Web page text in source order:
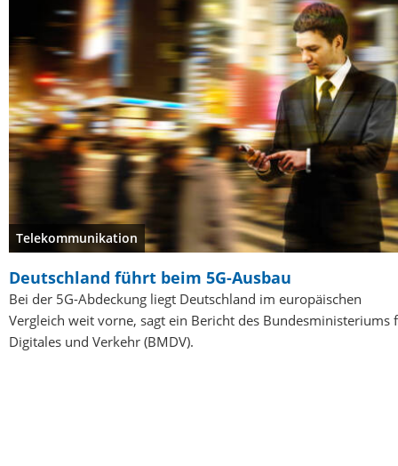
Telekommunikation
Deutschland führt beim 5G-Ausbau
Bei der 5G-Abdeckung liegt Deutschland im europäischen
Vergleich weit vorne, sagt ein Bericht des Bundesministeriums
Digitales und Verkehr (BMDV).